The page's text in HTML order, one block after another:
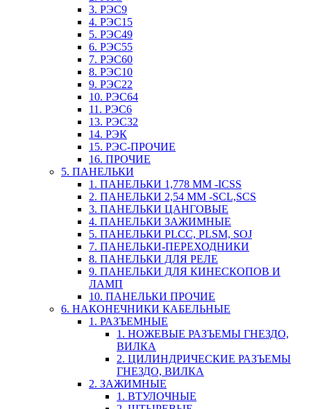
3. РЭС9
4. РЭС15
5. РЭС49
6. РЭС55
7. РЭС60
8. РЭС10
9. РЭС22
10. РЭС64
11. РЭС6
13. РЭС32
14. РЭК
15. РЭС-ПРОЧИЕ
16. ПРОЧИЕ
5. ПАНЕЛЬКИ
1. ПАНЕЛЬКИ 1,778 ММ -ICSS
2. ПАНЕЛЬКИ 2,54 ММ -SCL,SCS
3. ПАНЕЛЬКИ ЦАНГОВЫЕ
4. ПАНЕЛЬКИ ЗАЖИМНЫЕ
5. ПАНЕЛЬКИ PLCC, PLSM, SOJ
7. ПАНЕЛЬКИ-ПЕРЕХОДНИКИ
8. ПАНЕЛЬКИ ДЛЯ РЕЛЕ
9. ПАНЕЛЬКИ ДЛЯ КИНЕСКОПОВ И
ЛАМП
10. ПАНЕЛЬКИ ПРОЧИЕ
6. НАКОНЕЧНИКИ КАБЕЛЬНЫЕ
1. РАЗЪЕМНЫЕ
1. НОЖЕВЫЕ РАЗЪЕМЫ ГНЕЗДО,
ВИЛКА
2. ЦИЛИНДРИЧЕСКИЕ РАЗЪЕМЫ
ГНЕЗДО, ВИЛКА
2. ЗАЖИМНЫЕ
1. ВТУЛОЧНЫЕ